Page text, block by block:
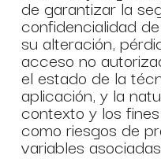
de garantizar la
confidencialidad
su alteración,
acceso no
el estado de la
aplicación, y la
contexto y los
como riesgos de
variables